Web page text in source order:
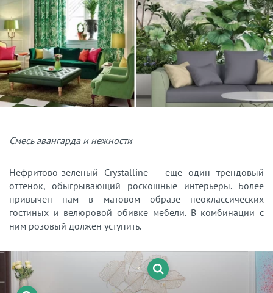
Смесь авангарда и нежности
Нефритово-зеленый Crystalline – еще один трендовый
оттенок, обыгрывающий роскошные интерьеры. Более
привычен нам в матовом образе неоклассических
гостиных и велюровой обивке мебели. В комбинации с
ним розовый должен уступить.